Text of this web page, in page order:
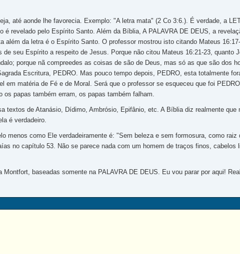
até aonde lhe favorecia. Exemplo: "A letra mata" (2 Co 3:6.). É verdade, a
é revelado pelo Espírito Santo. Além da Bíblia, A PALAVRA DE DEUS, a
além da letra é o Espírito Santo. O professor mostrou isto citando Mateus
seu Espírito a respeito de Jesus. Porque não citou Mateus 16:21-23, quanto
porque nã compreedes as coisas de são de Deus, mas só as que são dos
Escritura, PEDRO. Mas pouco tempo depois, PEDRO, esta totalmente
matéria de Fé e de Moral. Será que o professor se esqueceu que foi
papas também erram, os papas também falham.
textos de Atanásio, Dídimo, Ambrósio, Epifânio, etc. A Bíblia diz realmente que
é verdadeiro.
menos como Ele verdadeiramente é: "Sem beleza e sem formosura, como raiz
no capítulo 53. Não se parece nada com um homem de traços finos, cabelos
baseadas somente na PALAVRA DE DEUS. Eu vou parar por aqui!